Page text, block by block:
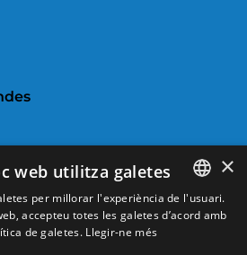
SPANISH
×
web utilitza galetes
per millorar l'experiència de l'usuari.
accepteu totes les galetes d’acord amb
de galetes. Llegir-ne més